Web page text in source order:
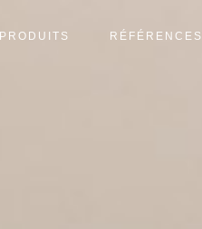
PRODUITS RÉFÉRENCES